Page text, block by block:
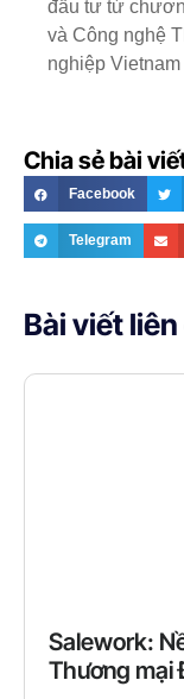
đầu tư từ
và Công nghệ
nghiệp
Chia sẻ bài
Facebook
Telegram
Bài viết
Salework:
Thương mại